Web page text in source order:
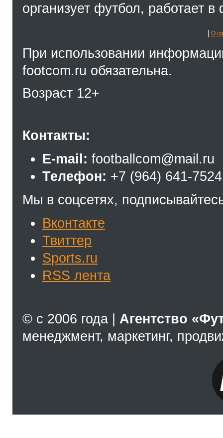
организует футбол, работает
О
При использовании
footcom.ru обязательна.
Возраст 12+
Контакты:
E-mail: footballcom@mail.ru
Телефон: +7 (964) 641-7524
Мы в соцсетях,
Вконтакте
Твиттер
Sports.ru
RSS лента
© с 2006 года | Агентство
менеджмент, маркетинг,